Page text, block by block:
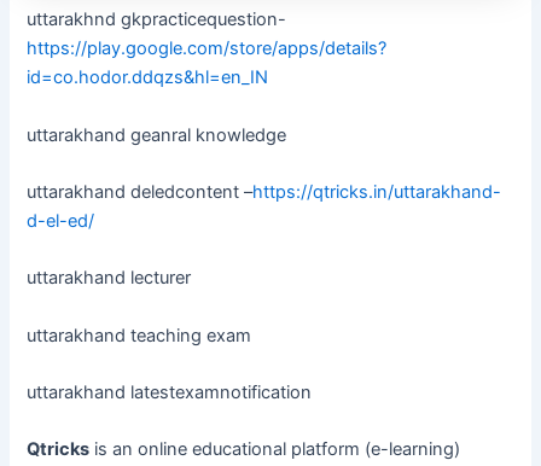
uttarakhnd gkpracticequestion-
https://play.google.com/store/apps/details?
id=co.hodor.ddqzs&hl=en_IN
uttarakhand geanral knowledge
uttarakhand deledcontent –https://qtricks.in/uttarakhand-
d-el-ed/
uttarakhand lecturer
uttarakhand teaching exam
uttarakhand latestexamnotification
Qtricks is an online educational platform (e-learning)